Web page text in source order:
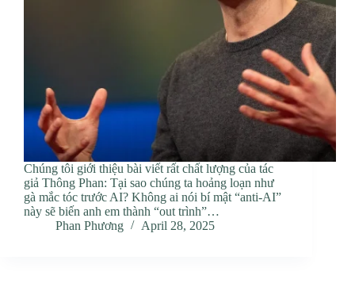
Chúng tôi giới thiệu bài viết rất chất lượng của tác
giả Thông Phan: Tại sao chúng ta hoảng loạn như
gà mắc tóc trước AI? Không ai nói bí mật “anti-AI”
này sẽ biến anh em thành “out trình”…
Phan Phương
April 28, 2025